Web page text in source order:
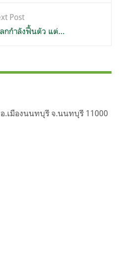
Post
กกำลังฟื้นตัว แต่…
.เมืองนนทบุรี จ.นนทบุรี 11000